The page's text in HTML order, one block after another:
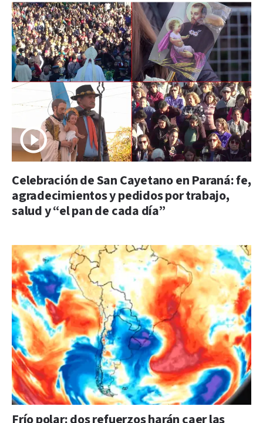
Celebración de San Cayetano en Paraná: fe,
agradecimientos y pedidos por trabajo,
salud y “el pan de cada día”